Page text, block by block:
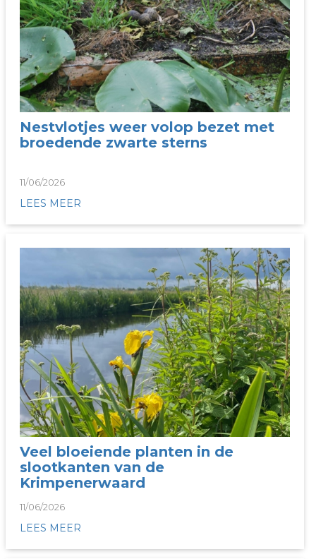
Nestvlotjes weer volop bezet met
broedende zwarte sterns
11/06/2026
LEES MEER
Veel bloeiende planten in de
slootkanten van de
Krimpenerwaard
11/06/2026
LEES MEER